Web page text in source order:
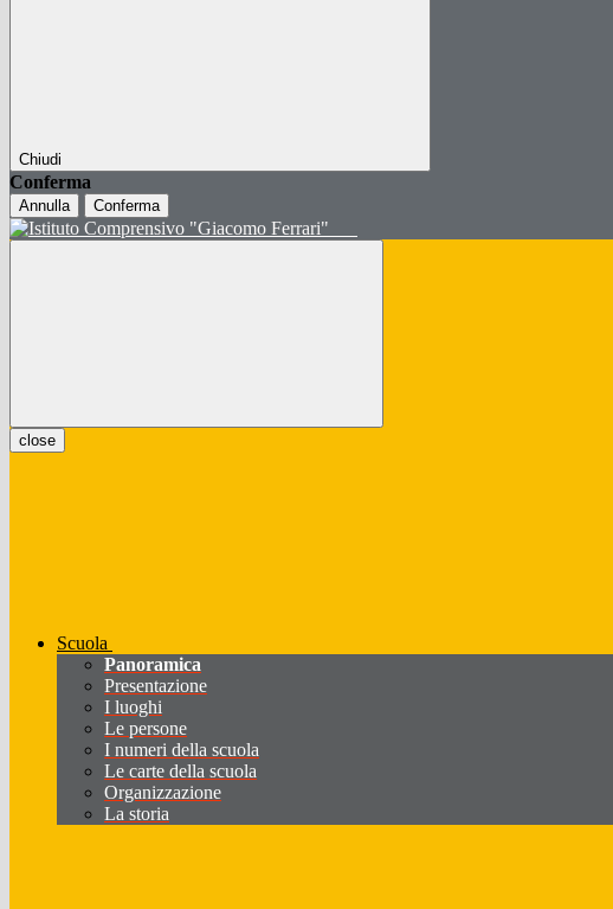
Chiudi
Conferma
Annulla Conferma
close
Scuola
Panoramica
Presentazione
I luoghi
Le persone
I numeri della scuola
Le carte della scuola
Organizzazione
La storia